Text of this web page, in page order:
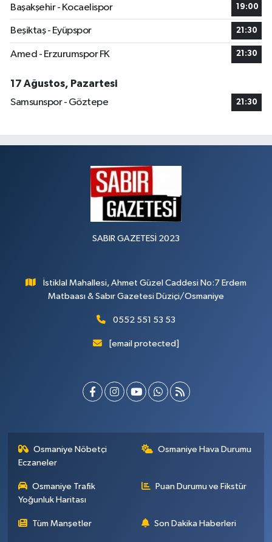
Başakşehir - Kocaelispor
19:00
Beşiktaş - Eyüpspor 21:30
Amed - Erzurumspor FK 21:30
17 Ağustos, Pazartesi
Samsunspor - Göztepe
21:30
SABIR GAZETESİ 2023
İstiklal Mahallesi, Ahmet Güzel Caddesi No:7 Erdem
Matbaası & Sabır Gazetesi Düziçi/Osmaniye
0552 551 53 53
[email protected]
Osmaniye Nöbetçi
Eczaneler
Osmaniye Hava Durumu
Osmaniye Trafik
Yoğunluk Haritası
Puan Durumu ve Fikstür
Tüm Manşetler Son Dakika Haberleri